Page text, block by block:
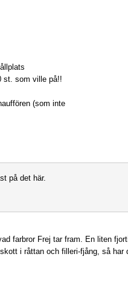
st. som ville på!!
(som inte
på det här.
farbror Frej tar fram. En liten
i råttan och filleri-fjång, så har